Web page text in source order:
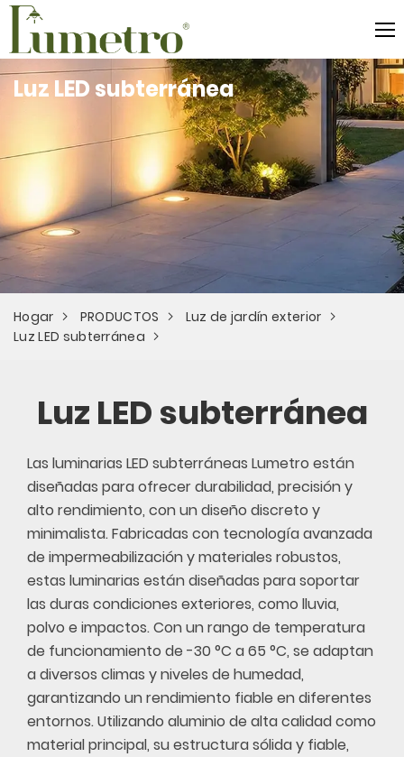
Luz LED subterránea
Hogar PRODUCTOS
Luz de jardín exterior
Luz LED subterránea
Luz LED subterránea
Las luminarias LED subterráneas Lumetro están
diseñadas para ofrecer durabilidad, precisión y
alto rendimiento, con un diseño discreto y
minimalista. Fabricadas con tecnología avanzada
de impermeabilización y materiales robustos,
estas luminarias están diseñadas para soportar
las duras condiciones exteriores, como lluvia,
polvo e impactos. Con un rango de temperatura
de funcionamiento de -30 °C a 65 °C, se adaptan
a diversos climas y niveles de humedad,
garantizando un rendimiento fiable en diferentes
entornos. Utilizando aluminio de alta calidad como
material principal, su estructura sólida y fiable,